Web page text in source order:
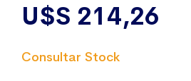
U$S 214,26